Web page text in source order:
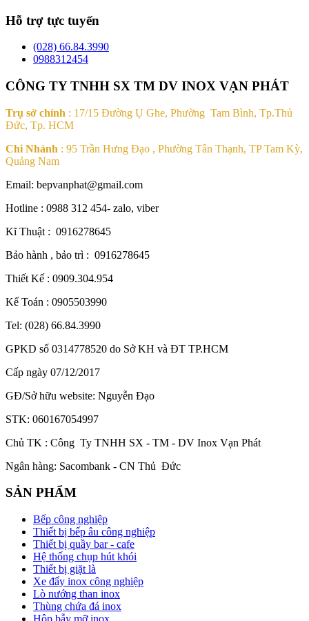
Hỗ trợ tực tuyến
(028) 66.84.3990
0988312454
CÔNG TY TNHH SX TM DV INOX VẠN PHÁT
Trụ sở chính : 17/15 Đường Ụ Ghe, Phường Tam Bình, Tp.Thủ
Đức, Tp. HCM
Chi Nhánh : 95 Trần Hưng Đạo , Phường Tân Thạnh, TP Tam Kỳ,
Quảng Nam
Email: bepvanphat@gmail.com
Hotline : 0988 312 454- zalo, viber
Kĩ Thuật : 0916278645
Bảo hành , bảo trì : 0916278645
Thiết Kế : 0909.304.954
Kế Toán : 0905503990
Tel: (028) 66.84.3990
GPKD số 0314778520 do Sở KH và ĐT TP.HCM
Cấp ngày 07/12/2017
GĐ/Sở hữu website: Nguyễn Đạo
STK: 060167054997
Chủ TK : Công Ty TNHH SX - TM - DV Inox Vạn Phát
Ngân hàng: Sacombank - CN Thủ Đức
SẢN PHẨM
Bếp công nghiệp
Thiết bị bếp âu công nghiệp
Thiết bị quầy bar - cafe
Hệ thống chụp hút khói
Thiết bị giặt là
Xe đẩy inox công nghiệp
Lò nướng than inox
Thùng chứa đá inox